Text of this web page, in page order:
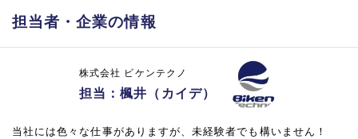
担当者・企業の情報
株式会社 ビケンテクノ
担当：楓井（カイデ）
当社には色々な仕事がありますが、未経験者でも構いません！